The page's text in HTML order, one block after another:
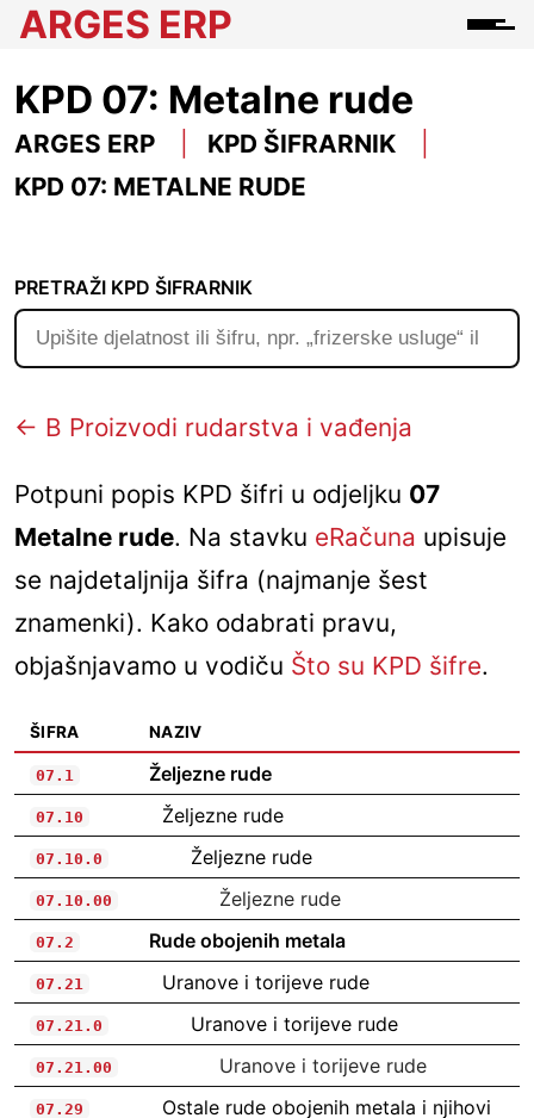
ARGES ERP
KPD 07: Metalne rude
ARGES ERP
KPD ŠIFRARNIK
KPD 07: METALNE RUDE
PRETRAŽI KPD ŠIFRARNIK
← B Proizvodi rudarstva i vađenja
Potpuni popis KPD šifri u odjeljku 07
Metalne rude. Na stavku eRačuna upisuje
se najdetaljnija šifra (najmanje šest
znamenki). Kako odabrati pravu,
objašnjavamo u vodiču Što su KPD šifre.
ŠIFRA NAZIV
07.1 Željezne rude
07.10 Željezne rude
07.10.0 Željezne rude
07.10.00 Željezne rude
07.2 Rude obojenih metala
07.21 Uranove i torijeve rude
07.21.0 Uranove i torijeve rude
07.21.00 Uranove i torijeve rude
07.29
Ostale rude obojenih metala i njihovi